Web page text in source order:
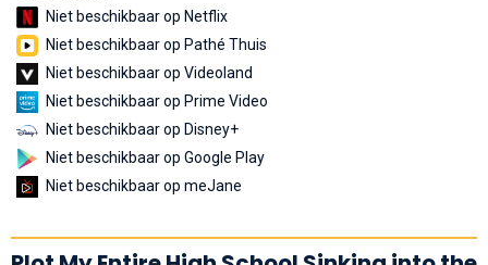
Niet beschikbaar op Netflix
Niet beschikbaar op Pathé Thuis
Niet beschikbaar op Videoland
Niet beschikbaar op Prime Video
Niet beschikbaar op Disney+
Niet beschikbaar op Google Play
Niet beschikbaar op meJane